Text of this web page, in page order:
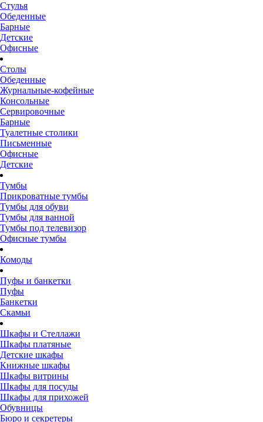
Стулья
Обеденные
Барные
Детские
Офисные
Столы
Обеденные
Журнальные-кофейные
Консольные
Сервировочные
Барные
Туалетные столики
Письменные
Офисные
Детские
Тумбы
Прикроватные тумбы
Тумбы для обуви
Тумбы для ванной
Тумбы под телевизор
Офисные тумбы
Комоды
Пуфы и банкетки
Пуфы
Банкетки
Скамьи
Шкафы и Стеллажи
Шкафы платяные
Детские шкафы
Книжные шкафы
Шкафы витрины
Шкафы для посуды
Шкафы для прихожей
Обувницы
Бюро и секретеры